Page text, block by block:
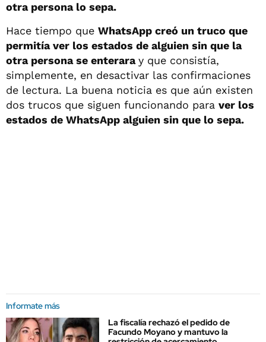
otra persona lo sepa.
Hace tiempo que WhatsApp creó un truco que
permitía ver los estados de alguien sin que la
otra persona se enteraray que consistía,
simplemente, en desactivar las confirmaciones
de lectura. La buena noticia es que aún existen
dos trucos que siguen funcionando para ver los
estados de WhatsApp alguien sin que lo sepa.
Informate más
La fiscalía rechazó el pedido de
Facundo Moyano y mantuvo la